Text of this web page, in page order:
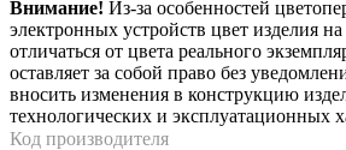
Внимание! Из-за особенностей
электронных устройств цвет изделия
отличаться от цвета реального
оставляет за собой право без
вносить изменения в конструкцию
технологических и эксплуатационных
Код производителя